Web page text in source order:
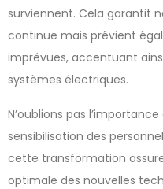
surviennent. Cela garantit
continue mais prévient
imprévues, accentuant
systèmes électriques.
N’oublions pas
sensibilisation des
cette transformation
optimale des nouvelles